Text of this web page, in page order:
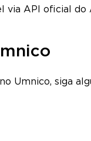
via API oficial do
Umnico, siga